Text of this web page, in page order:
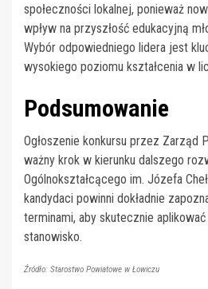
społeczności lokalnej, ponieważ
wpływ na przyszłość edukacyjną
Wybór odpowiedniego lidera jest
wysokiego poziomu kształcenia w
Podsumowanie
Ogłoszenie konkursu przez Zarząd
ważny krok w kierunku dalszego
Ogólnokształcącego im. Józefa
kandydaci powinni dokładnie
terminami, aby skutecznie
stanowisko.
Źródło: Starostwo Powiatowe w Łowiczu